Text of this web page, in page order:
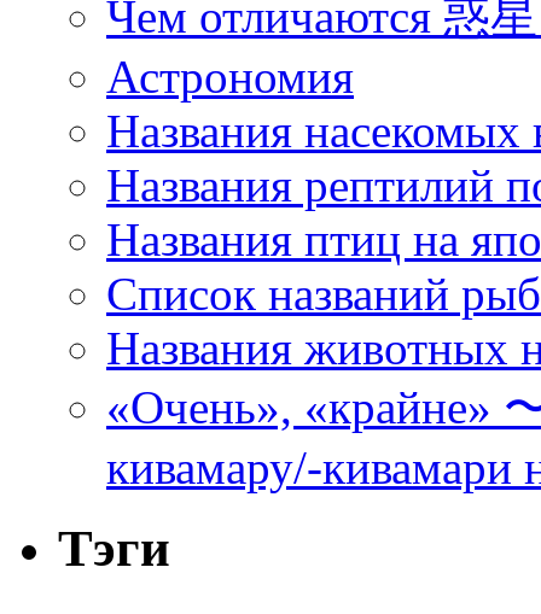
Чем отличаются 惑
Астрономия
Названия насекомых
Названия рептилий
Названия птиц на
Список названий
Названия животных
«Очень», «крайне»
кивамару/-кивамари
Тэги